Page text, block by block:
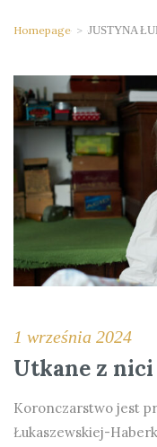
Homepage > JUSTYNA
1 września 2024
Utkane z
Koronczarstwo jest
Łukaszewskiej-